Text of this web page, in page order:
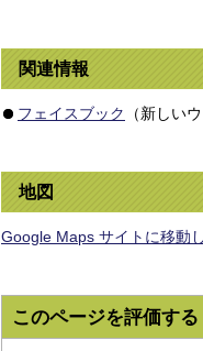
関連情報
フェイスブック （新しい
地図
Google Maps サイトに移動
このページを評価する